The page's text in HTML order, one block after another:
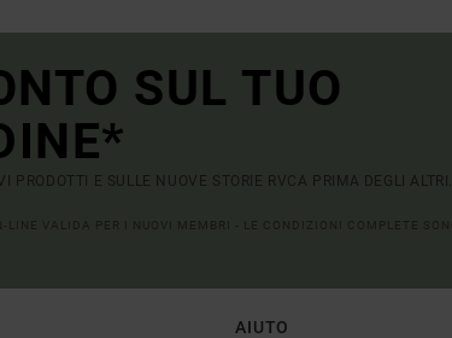
SUL TUO
PRODOTTI E SULLE NUOVE STORIE RVCA PRIMA DEGLI ALTRI.
AIUTO